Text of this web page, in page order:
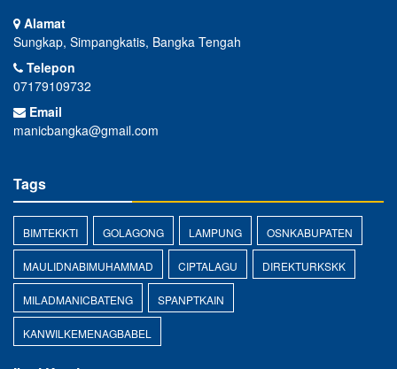
Alamat
Sungkap, Simpangkatis, Bangka Tengah
Telepon
07179109732
Email
manicbangka@gmail.com
Tags
BIMTEKKTI GOLAGONG LAMPUNG OSNKABUPATEN
MAULIDNABIMUHAMMAD CIPTALAGU DIREKTURKSKK
MILADMANICBATENG SPANPTKAIN
KANWILKEMENAGBABEL